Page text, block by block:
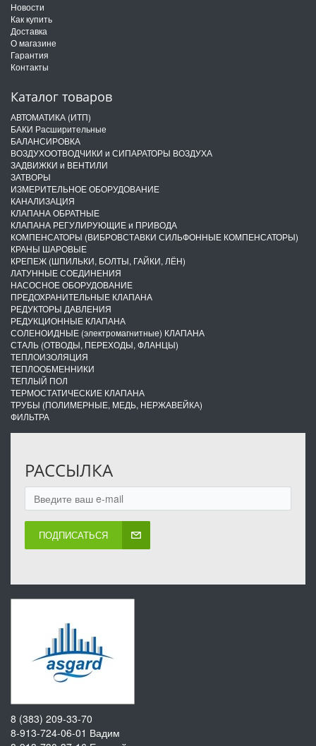
Новости
Как купить
Доставка
О магазине
Гарантия
Контакты
Каталог товаров
АВТОМАТИКА (ИТП)
БАКИ Расширительные
БАЛАНСИРОВКА
ВОЗДУХООТВОДЧИКИ и СИПАРАТОРЫ ВОЗДУХА
ЗАДВИЖКИ и ВЕНТИЛИ
ЗАТВОРЫ
ИЗМЕРИТЕЛЬНОЕ ОБОРУДОВАНИЕ
КАНАЛИЗАЦИЯ
КЛАПАНА ОБРАТНЫЕ
КЛАПАНА РЕГУЛИРУЮЩИЕ и ПРИВОДА
КОМПЕНСАТОРЫ (ВИБРОВСТАВКИ СИЛЬФОННЫЕ КОМПЕНСАТОРЫ)
КРАНЫ ШАРОВЫЕ
КРЕПЕЖ (ШПИЛЬКИ, БОЛТЫ, ГАЙКИ, ЛЁН)
ЛАТУННЫЕ СОЕДИНЕНИЯ
НАСОСНОЕ ОБОРУДОВАНИЕ
ПРЕДОХРАНИТЕЛЬНЫЕ КЛАПАНА
РЕДУКТОРЫ ДАВЛЕНИЯ
РЕДУКЦИОННЫЕ КЛАПАНА
СОЛЕНОИДНЫЕ (электромагнитные) КЛАПАНА
СТАЛЬ (ОТВОДЫ, ПЕРЕХОДЫ, ФЛАНЦЫ)
ТЕПЛОИЗОЛЯЦИЯ
ТЕПЛООБМЕННИКИ
ТЕПЛЫЙ ПОЛ
ТЕРМОСТАТИЧЕСКИЕ КЛАПАНА
ТРУБЫ (ПОЛИМЕРНЫЕ, МЕДЬ, НЕРЖАВЕЙКА)
ФИЛЬТРА
РАССЫЛКА
ПОДПИСАТЬСЯ
8 (383) 209-33-70
8-913-724-06-01 Вадим